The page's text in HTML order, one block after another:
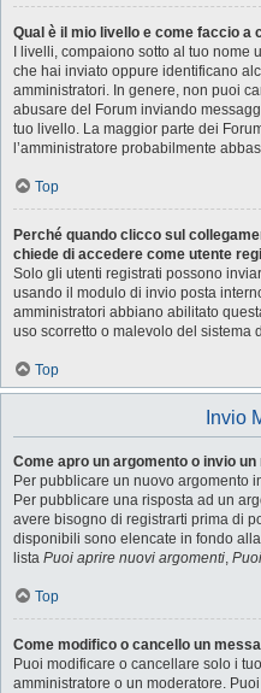
Qual è il mio livello e come faccio a
I livelli, compaiono sotto al tuo
che hai inviato oppure identificano
amministratori. In genere, non puoi
abusare del Forum inviando
tuo livello. La maggior parte dei
l’amministratore probabilmente
Top
Perché quando clicco sul
chiede di accedere come utente
Solo gli utenti registrati possono
usando il modulo di invio posta
amministratori abbiano abilitato
uso scorretto o malevolo del sistema
Top
Invio
Come apro un argomento o invio
Per pubblicare un nuovo argomento
Per pubblicare una risposta ad un
avere bisogno di registrarti prima di
disponibili sono elencate in fondo
lista Puoi aprire nuovi argomenti,
Top
Come modifico o cancello un
Puoi modificare o cancellare solo i
amministratore o un moderatore.